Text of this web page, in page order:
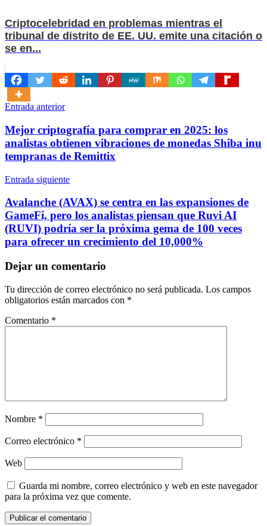
Criptocelebridad en problemas mientras el
tribunal de distrito de EE. UU. emite una citación o
se en...
Navegación
de
entradas
Entrada anterior
Mejor criptografía para comprar en 2025: los
analistas obtienen vibraciones de monedas Shiba inu
tempranas de Remittix
Entrada siguiente
Avalanche (AVAX) se centra en las expansiones de
GameFi, pero los analistas piensan que Ruvi AI
(RUVI) podría ser la próxima gema de 100 veces
para ofrecer un crecimiento del 10,000%
Dejar un comentario
Tu dirección de correo electrónico no será publicada. Los campos
obligatorios están marcados con *
Comentario *
Nombre *
Correo electrónico *
Web
Guarda mi nombre, correo electrónico y web en este navegador
para la próxima vez que comente.